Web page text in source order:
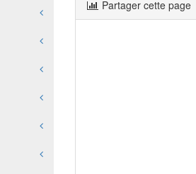
Partager cette page